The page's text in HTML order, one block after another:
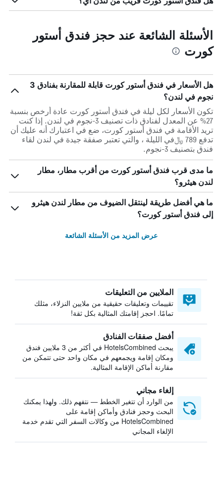
الأسئلة الشائعة عند حجز فندق أستور
كورت
هل الأسعار في فندق أستور كورت قابلة للمقارنة بفنادق 3
نجوم في لندن؟
تكون الأسعار لكل ليلة في فندق أستور كورت عادة أرخص بنسبة
27% عن المعدل لفنادق ذات تصنيف 3-نجوم في لندن. إذا كنت
تريد الأقامة في فندق أستور كورت، ضع في اعتبارك أنه عليك أن
تدفع 789 ﷼في الليلة ، والتي تعتبر صفقة جيدة في لندن لقاء
فندق بتصنيف 3-نجوم.
ما مدى قرب فندق أستور كورت من أقرب مطار، مطار
لندن هيثرو؟
ما هي أفضل طريقة لينتقل الضيوف من مطار لندن هيثرو
إلى فندق أستور كورت؟
عرض المزيد من الأسئلة الشائعة
الملايين من التعليقات
تقييمات وتعليقات حقيقية من ملايين النزلاء، مثلك
تمامًا. احجز إقامتك المثالية بكل ثقة!
أفضل صفقات الفنادق
يبحث HotelsCombined في أكثر من 3 ملايين فندق
ومكان إقامة ويجمعهم في مكان واحد حتى تتمكن من
مقارنة أماكن الإقامة المثالية.
إلغاء مجاني
من الوارد أن تتغير الخطط — نتفهم ذلك. ولهذا يمكنك
البحث وحجز فنادق وأماكن إقامة على
HotelsCombined من وكالات السفر التي تقدم خدمة
الإلغاء المجاني